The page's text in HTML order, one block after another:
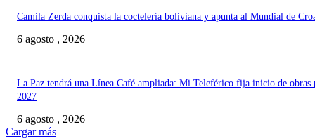
Camila Zerda conquista la coctelería boliviana y apunta al Mundial de
6 agosto , 2026
La Paz tendrá una Línea Café ampliada: Mi Teleférico fija inicio de obras
2027
6 agosto , 2026
Cargar más